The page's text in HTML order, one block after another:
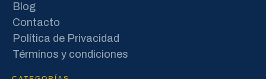
Blog
Contacto
Política de Privacidad
Términos y condiciones